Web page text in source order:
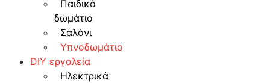
Παιδικό
δωμάτιο
Σαλόνι
Υπνοδωμάτιο
DIY εργαλεία
Ηλεκτρικά